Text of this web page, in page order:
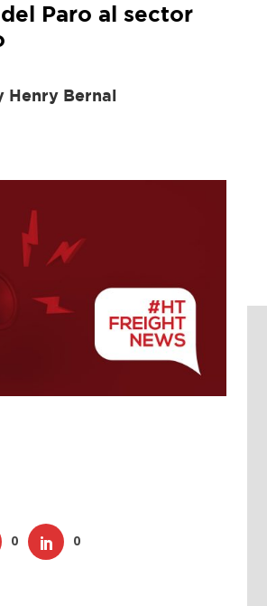
Paro al sector
Henry Bernal
0 0